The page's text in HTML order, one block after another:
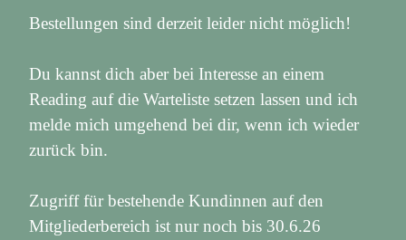
Bestellungen sind derzeit leider nicht möglich!
Du kannst dich aber bei Interesse an einem
Reading auf die Warteliste setzen lassen und ich
melde mich umgehend bei dir, wenn ich wieder
zurück bin.
Zugriff für bestehende Kundinnen auf den
Mitgliederbereich ist nur noch bis 30.6.26